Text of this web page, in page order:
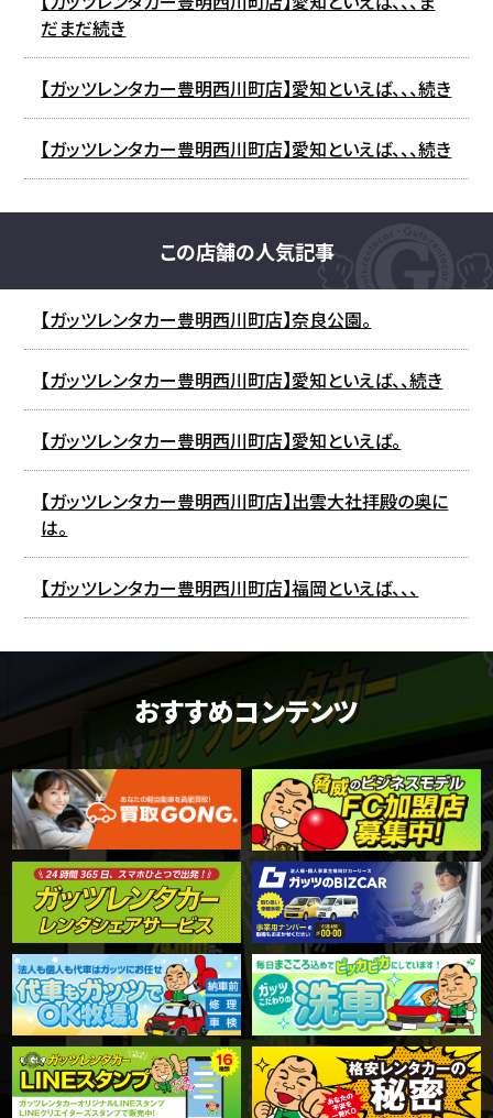
だまだ続き
【ガッツレンタカー豊明西川町店】愛知といえば、、、続き
【ガッツレンタカー豊明西川町店】愛知といえば、、、続き
この店舗の人気記事
【ガッツレンタカー豊明西川町店】奈良公園。
【ガッツレンタカー豊明西川町店】愛知といえば、、続き
【ガッツレンタカー豊明西川町店】愛知といえば。
【ガッツレンタカー豊明西川町店】出雲大社拝殿の奥に
は。
【ガッツレンタカー豊明西川町店】福岡といえば、、、
おすすめコンテンツ